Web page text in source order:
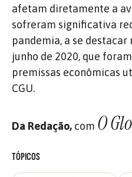
afetam diretamente a
sofreram significativa
pandemia, a se destacar
junho de 2020, que
premissas econômicas
CGU.
Da Redação, com O
TÓPICOS